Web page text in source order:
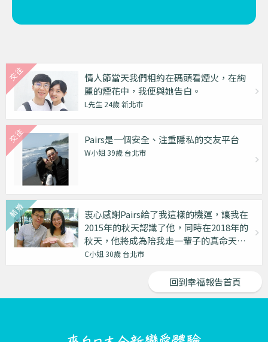
情人節當天我們相約在碼頭看煙火，在絢
麗的煙花中，我便與她告白。
L先生 24歲 新北市
Pairs是一個安全、注重隱私的交友平台
W小姐 39歲 台北市
衷心感謝Pairs給了我這樣的機運，讓我在
2015年的秋天認識了他，同時在2018年的
秋天，他將成為陪我走一輩子的真命天
子。
C小姐 30歲 台北市
回到幸福報告首頁